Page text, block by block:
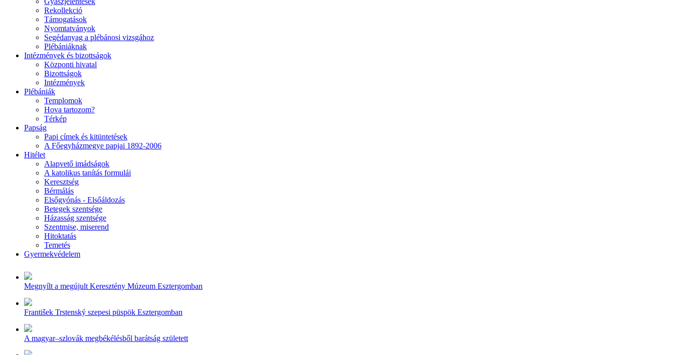
Rekollekció
Támogatások
Nyomtatványok
Segédanyag a plébánosi vizsgához
Plébániáknak
Intézmények és bizottságok
Központi hivatal
Bizottságok
Intézmények
Plébániák
Templomok
Hova tartozom?
Térkép
Papság
Papi címek és kitüntetések
A Főegyházmegye papjai 1892-2006
Hitélet
Alapvető imádságok
A katolikus tanítás formulái
Keresztség
Bérmálás
Elsőgyónás - Elsőáldozás
Betegek szentsége
Házasság szentsége
Szentmise, miserend
Hitoktatás
Temetés
Gyermekvédelem
Megnyílt a megújult Keresztény Múzeum Esztergomban
František Trstenský szepesi püspök Esztergomban
A magyar–szlovák megbékélésből barátság született